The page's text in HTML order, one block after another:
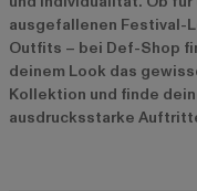
ausgefallenen Festival-
Outfits – bei Def-Shop
deinem Look das
Kollektion und finde
ausdrucksstarke